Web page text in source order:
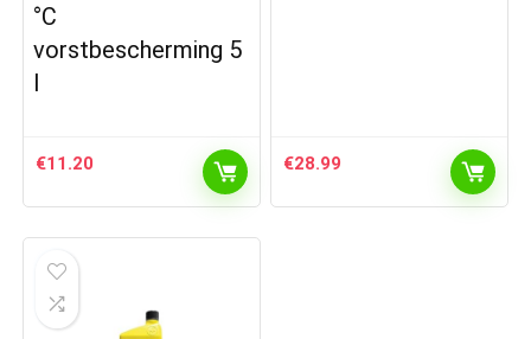
°C
vorstbescherming 5
l
€11.20 €28.99